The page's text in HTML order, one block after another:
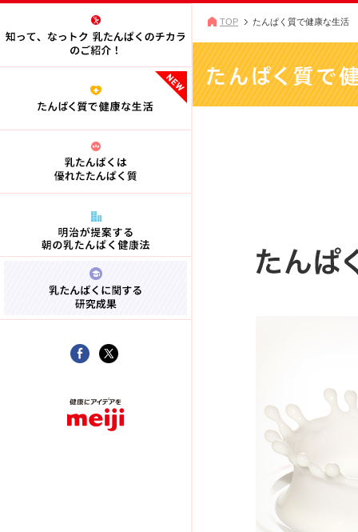
TOP たんぱく質で健康な生活